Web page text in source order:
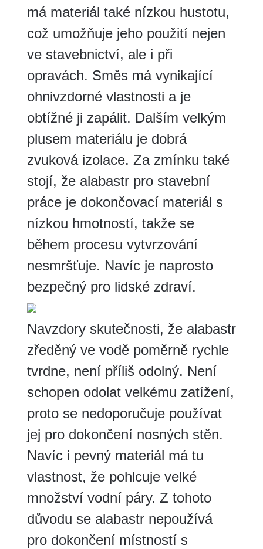
má materiál také nízkou hustotu,
což umožňuje jeho použití nejen
ve stavebnictví, ale i při
opravách. Směs má vynikající
ohnivzdorné vlastnosti a je
obtížné ji zapálit. Dalším velkým
plusem materiálu je dobrá
zvuková izolace. Za zmínku také
stojí, že alabastr pro stavební
práce je dokončovací materiál s
nízkou hmotností, takže se
během procesu vytvrzování
nesmršťuje. Navíc je naprosto
bezpečný pro lidské zdraví.
Navzdory skutečnosti, že alabastr
zředěný ve vodě poměrně rychle
tvrdne, není příliš odolný. Není
schopen odolat velkému zatížení,
proto se nedoporučuje používat
jej pro dokončení nosných stěn.
Navíc i pevný materiál má tu
vlastnost, že pohlcuje velké
množství vodní páry. Z tohoto
důvodu se alabastr nepoužívá
pro dokončení místností s